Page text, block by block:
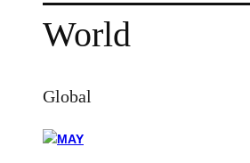
World
Global